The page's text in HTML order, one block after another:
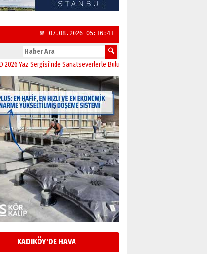
📆 07.08.2026 05:16:41
Sergisi’nde Sanatseverlerle Buluştu 11:21
KADIKÖY'DE HAVA